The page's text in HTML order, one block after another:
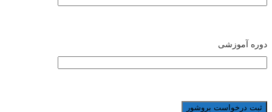
دوره آموزشی